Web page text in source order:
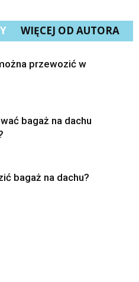
WIĘCEJ OD AUTORA
przewozić w
bagaż na dachu
bagaż na dachu?